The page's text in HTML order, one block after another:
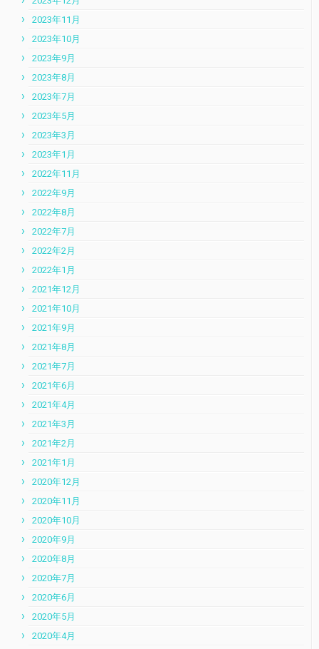
2023年11月
2023年10月
2023年9月
2023年8月
2023年7月
2023年5月
2023年3月
2023年1月
2022年11月
2022年9月
2022年8月
2022年7月
2022年2月
2022年1月
2021年12月
2021年10月
2021年9月
2021年8月
2021年7月
2021年6月
2021年4月
2021年3月
2021年2月
2021年1月
2020年12月
2020年11月
2020年10月
2020年9月
2020年8月
2020年7月
2020年6月
2020年5月
2020年4月